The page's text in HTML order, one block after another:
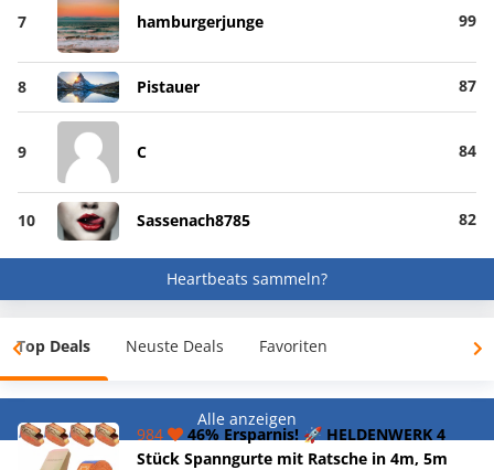
7 hamburgerjunge 99
8 Pistauer 87
9 C 84
10 Sassenach8785 82
Heartbeats sammeln?
Top Deals Neuste Deals Favoriten
Alle anzeigen
984
46% Ersparnis! 🚀 HELDENWERK 4
Stück Spanngurte mit Ratsche in 4m, 5m